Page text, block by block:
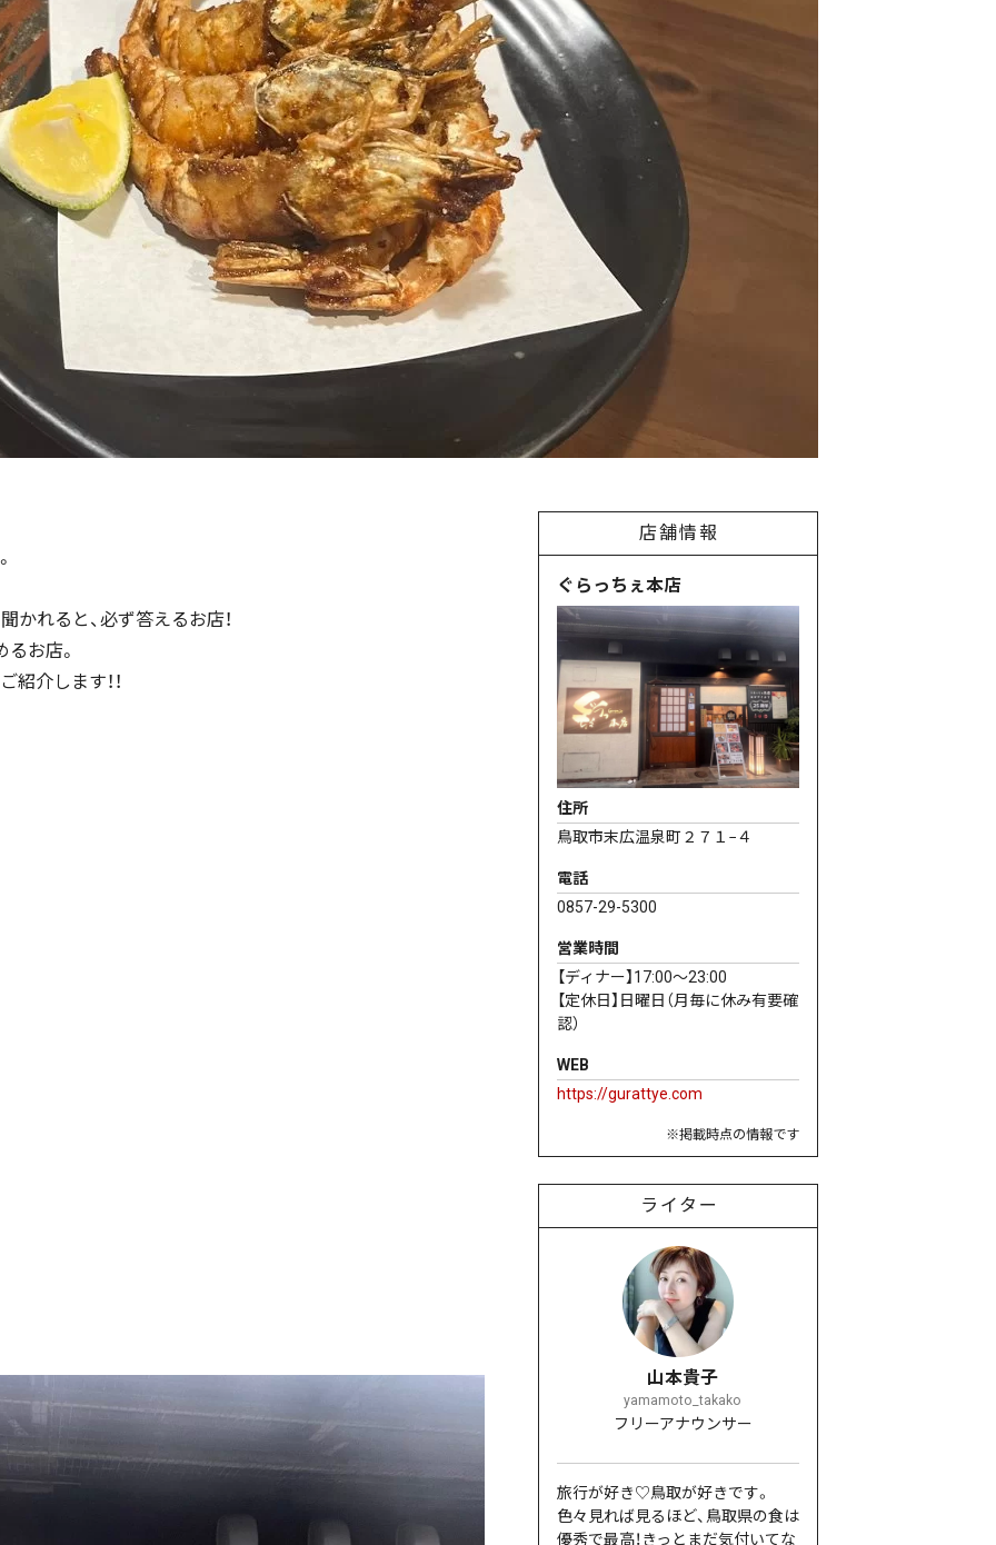
かれると、必ず答えるお店！
お店。
介します！！
店舗情報
ぐらっちぇ本店
住所
鳥取市末広温泉町２７１−４
電話
0857-29-5300
営業時間
【ディナー】17:00〜23:00
【定休日】日曜日（月毎に休み有要確
認）
WEB
https://gurattye.com
※掲載時点の情報です
ライター
山本貴子
yamamoto_takako
フリーアナウンサー
旅行が好き♡鳥取が好きです。
色々見れば見るほど、鳥取県の食は
優秀で最高！きっとまだ気付いてな